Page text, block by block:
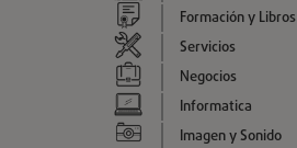
Formación y Libros
Servicios
Negocios
Informatica
Imagen y Sonido